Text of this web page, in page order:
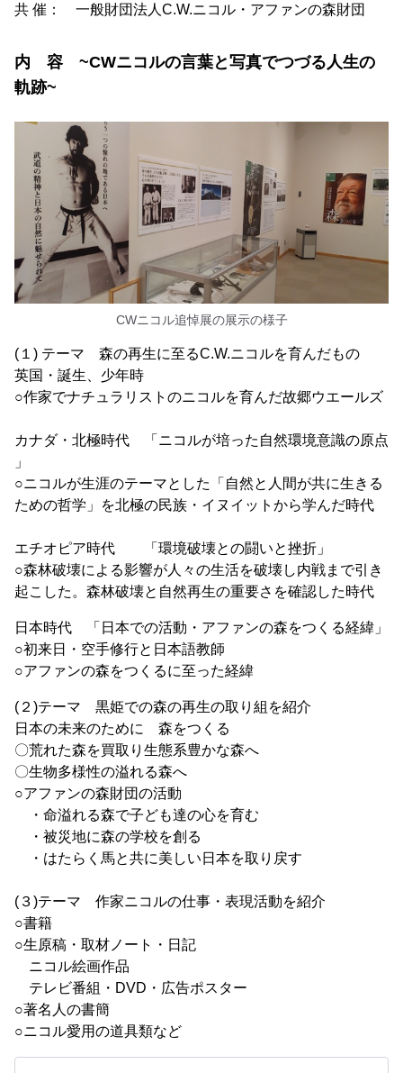
共 催： 一般財団法人C.W.ニコル・アファンの森財団
内 容 ~CWニコルの言葉と写真でつづる人生の
軌跡~
CWニコル追悼展の展示の様子
(１) テーマ 森の再生に至るC.W.ニコルを育んだもの
英国・誕生、少年時
○作家でナチュラリストのニコルを育んだ故郷ウエールズ
カナダ・北極時代 「ニコルが培った自然環境意識の原点
」
○ニコルが生涯のテーマとした「自然と人間が共に生きる
ための哲学」を北極の民族・イヌイットから学んだ時代
エチオピア時代 「環境破壊との闘いと挫折」
○森林破壊による影響が人々の生活を破壊し内戦まで引き
起こした。森林破壊と自然再生の重要さを確認した時代
日本時代 「日本での活動・アファンの森をつくる経緯」
○初来日・空手修行と日本語教師
○アファンの森をつくるに至った経緯
(２)テーマ 黒姫での森の再生の取り組を紹介
日本の未来のために 森をつくる
〇荒れた森を買取り生態系豊かな森へ
〇生物多様性の溢れる森へ
○アファンの森財団の活動
・命溢れる森で子ども達の心を育む
・被災地に森の学校を創る
・はたらく馬と共に美しい日本を取り戻す
(３)テーマ 作家ニコルの仕事・表現活動を紹介
○書籍
○生原稿・取材ノート・日記
ニコル絵画作品
テレビ番組・DVD・広告ポスター
○著名人の書簡
○ニコル愛用の道具類など